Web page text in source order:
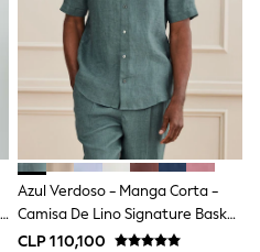
Azul Verdoso - Manga Corta -
Camisa De Lino Signature Basket
Weave 100%
CLP 110,100